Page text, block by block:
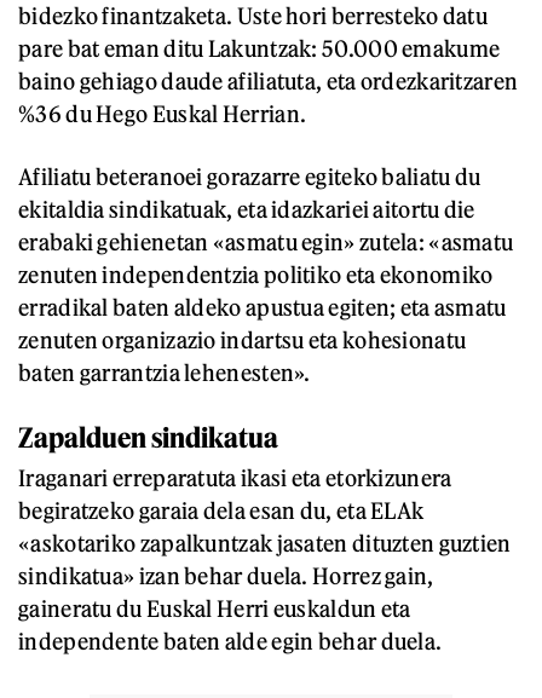
bidezko finantzaketa. Uste hori berresteko datu
pare bat eman ditu Lakuntzak: 50.000 emakume
baino gehiago daude afiliatuta, eta ordezkaritzaren
%36 du Hego Euskal Herrian.
Afiliatu beteranoei gorazarre egiteko baliatu du
ekitaldia sindikatuak, eta idazkariei aitortu die
erabaki gehienetan «asmatu egin» zutela: «asmatu
zenuten independentzia politiko eta ekonomiko
erradikal baten aldeko apustua egiten; eta asmatu
zenuten organizazio indartsu eta kohesionatu
baten garrantzia lehenesten».
Zapalduen sindikatua
Iraganari erreparatuta ikasi eta etorkizunera
begiratzeko garaia dela esan du, eta ELAk
«askotariko zapalkuntzak jasaten dituzten guztien
sindikatua» izan behar duela. Horrez gain,
gaineratu du Euskal Herri euskaldun eta
independente baten alde egin behar duela.